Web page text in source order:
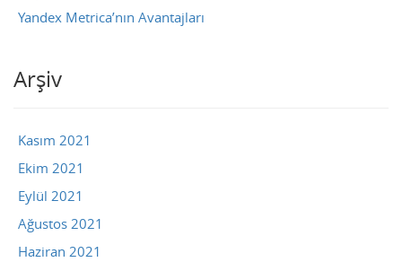
Yandex Metrica’nın Avantajları
Arşiv
Kasım 2021
Ekim 2021
Eylül 2021
Ağustos 2021
Haziran 2021